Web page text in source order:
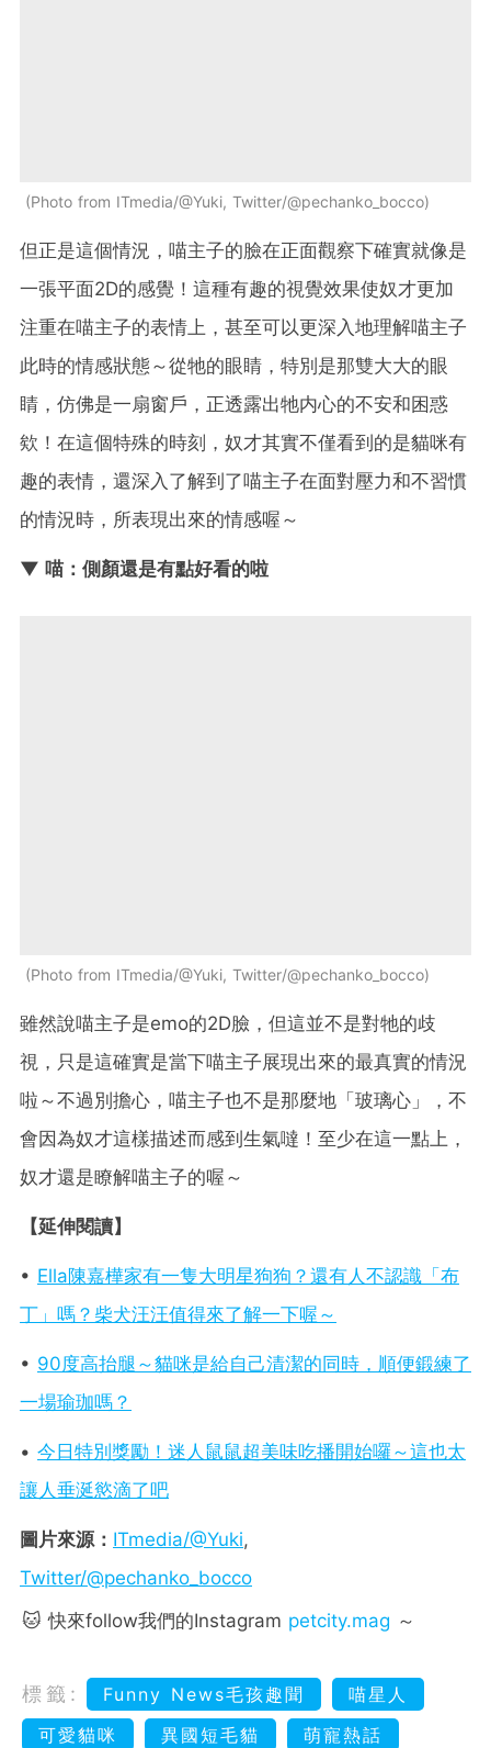
Photo from ITmedia/@Yuki, Twitter/@pechanko_bocco
但正是這個情況，喵主子的臉在正面觀察下確實就像是
一張平面2D的感覺！這種有趣的視覺效果使奴才更加
注重在喵主子的表情上，甚至可以更深入地理解喵主子
此時的情感狀態～從牠的眼睛，特別是那雙大大的眼
睛，仿佛是一扇窗戶，正透露出牠内心的不安和困惑
欸！在這個特殊的時刻，奴才其實不僅看到的是貓咪有
趣的表情，還深入了解到了喵主子在面對壓力和不習慣
的情況時，所表現出來的情感喔～
▼ 喵：側顏還是有點好看的啦
Photo from ITmedia/@Yuki, Twitter/@pechanko_bocco
雖然說喵主子是emo的2D臉，但這並不是對牠的歧
視，只是這確實是當下喵主子展現出來的最真實的情況
啦～不過別擔心，喵主子也不是那麼地「玻璃心」，不
會因為奴才這樣描述而感到生氣噠！至少在這一點上，
奴才還是瞭解喵主子的喔～
【延伸閱讀】
• Ella陳嘉樺家有一隻大明星狗狗？還有人不認識「布
丁」嗎？柴犬汪汪值得來了解一下喔～
• 90度高抬腿～貓咪是給自己清潔的同時，順便鍛練了
一場瑜珈嗎？
• 今日特別獎勵！迷人鼠鼠超美味吃播開始囉～這也太
讓人垂涎慾滴了吧
圖片來源： ITmedia/@Yuki,
Twitter/@pechanko_bocco
🐱 快來follow我們的Instagram petcity.mag ～
標籤: Funny News毛孩趣聞
喵星人
可愛貓咪
異國短毛貓
萌寵熱話